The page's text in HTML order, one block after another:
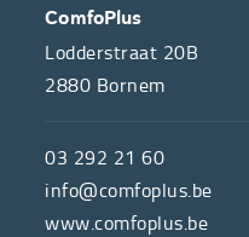
OVER
ONS
de
hulpmiddelenwinkel
van
CONTACT
ComfoPlus
Lodderstraat 20B
2880 Bornem
03 292 21 60
info@comfoplus.be
www.comfoplus.be